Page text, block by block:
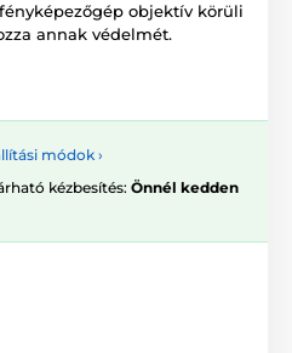
objektív körüli
annak védelmét.
módok ›
kézbesítés: Önnél kedden